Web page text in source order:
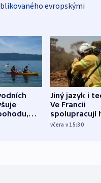
evropskými
Jiný jazyk i
Ve Francii
spolupracují
různých zemí
včera v 15:30